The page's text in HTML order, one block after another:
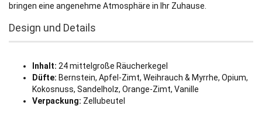
bringen eine angenehme Atmosphäre in Ihr Zuhause.
Design und Details
Inhalt: 24 mittelgroße Räucherkegel
Düfte: Bernstein, Apfel-Zimt, Weihrauch & Myrrhe, Opium,
Kokosnuss, Sandelholz, Orange-Zimt, Vanille
Verpackung: Zellubeutel